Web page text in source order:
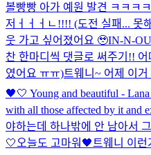
볼빵빵 아가 예원 발견 ㅋㅋㅋ
저ㅓㅓㅓㄴ!!!! (도전 실패... 못
웃 가고 싶어졌어요 🥹IN-N-
찬 한마디씩 댓글로 써주기!! 어
였어요 ㅠㅠ)트웨니~ 어제 이
🖤🤍 Young and beautiful -
with all those affected by it and
야하는데 하나밖에 안 남아서
🤍 오늘도 고마워🖤 트웨니 이